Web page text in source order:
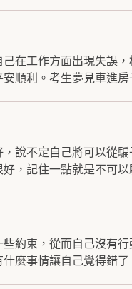
在工作方面出現失誤
順利。考生夢見車進
說不定自己將可以從
，記住一點就是不可
約束，從而自己沒有
麼事情讓自己覺得錯